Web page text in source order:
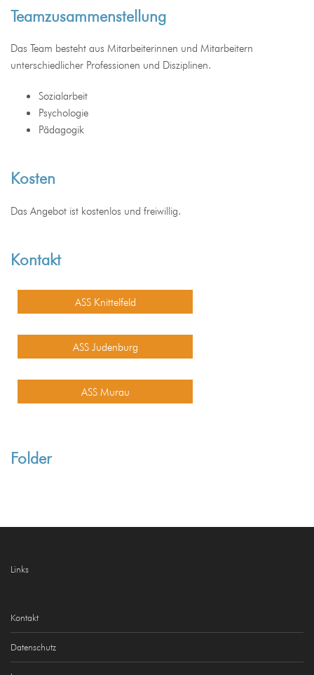
Teamzusammenstellung
Das Team besteht aus Mitarbeiterinnen und Mitarbeitern
unterschiedlicher Professionen und Disziplinen.
Sozialarbeit
Psychologie
Pädagogik
Kosten
Das Angebot ist kostenlos und freiwillig.
Kontakt
ASS Knittelfeld
ASS Judenburg
ASS Murau
Folder
Links
Kontakt
Datenschutz